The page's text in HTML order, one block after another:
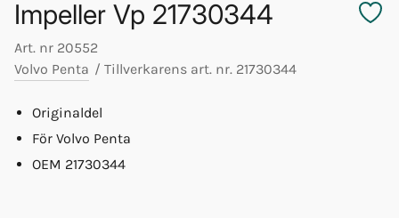
Impeller Vp 21730344
Art. nr 20552
Volvo Penta / Tillverkarens art. nr. 21730344
Originaldel
För Volvo Penta
OEM 21730344